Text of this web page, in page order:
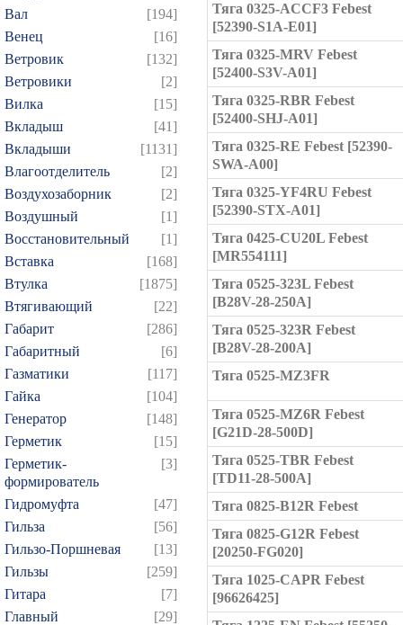
Вал
[194]
Венец
[16]
Ветровик
[132]
Ветровики
[2]
Вилка
[15]
Вкладыш
[41]
Вкладыши
[1131]
Влагоотделитель
[2]
Воздухозаборник
[2]
Воздушный
[1]
Восстановительный
[1]
Вставка
[168]
Втулка
[1875]
Втягивающий
[22]
Габарит
[286]
Габаритный
[6]
Газматики
[117]
Гайка
[104]
Генератор
[148]
Герметик
[15]
Герметик-
формирователь
[3]
Гидромуфта
[47]
Гильза
[56]
Гильзо-Поршневая
[13]
Гильзы
[259]
Гитара
[7]
Главный
[29]
Тяга 0325-ACCF3 Febest
[52390-S1A-E01]
Тяга 0325-MRV Febest
[52400-S3V-A01]
Тяга 0325-RBR Febest
[52400-SHJ-A01]
Тяга 0325-RE Febest [52390-
SWA-A00]
Тяга 0325-YF4RU Febest
[52390-STX-A01]
Тяга 0425-CU20L Febest
[MR554111]
Тяга 0525-323L Febest
[B28V-28-250A]
Тяга 0525-323R Febest
[B28V-28-200A]
Тяга 0525-MZ3FR
Тяга 0525-MZ6R Febest
[G21D-28-500D]
Тяга 0525-TBR Febest
[TD11-28-500A]
Тяга 0825-B12R Febest
Тяга 0825-G12R Febest
[20250-FG020]
Тяга 1025-CAPR Febest
[96626425]